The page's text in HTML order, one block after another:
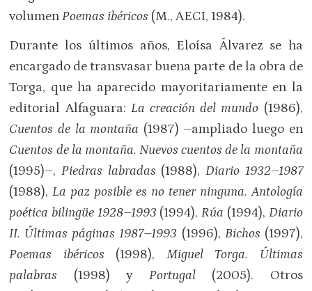
volumenPoemas ibéricos (M., AECI, 1984).
Durante los últimos años, Eloísa Álvarez se ha
encargado de transvasar buena parte de la obra de
Torga, que ha aparecido mayoritariamente en la
editorial Alfaguara: La creación del mundo (1986),
Cuentos de la montaña (1987) –ampliado luego en
Cuentos de la montaña. Nuevos cuentos de la montaña
(1995)–,Piedras labradas (1988), Diario 1932–1987
(1988),La paz posible es no tener ninguna. Antología
poética bilingüe 1928–1993(1994),Rúa (1994), Diario
II. Últimas páginas 1987–1993 (1996), Bichos (1997),
Poemas ibéricos (1998), Miguel Torga. Últimas
palabras (1998) yPortugal (2005). Otros